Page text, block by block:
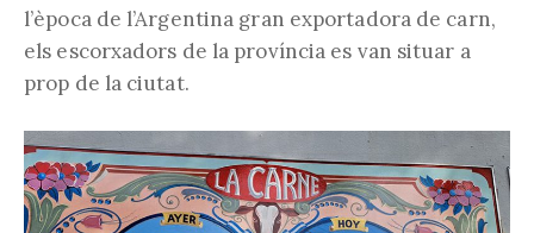
l’època de l’Argentina gran exportadora de carn,
els escorxadors de la província es van situar a
prop de la ciutat.